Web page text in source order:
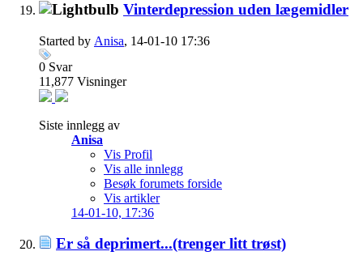
Vinterdepression uden lægemidler
Started by Anisa, 14-01-10 17:36
0 Svar
11,877 Visninger
Siste innlegg av
Anisa
Vis Profil
Vis alle innlegg
Besøk forumets forside
Vis artikler
14-01-10, 17:36
Er så deprimert...(trenger litt trøst)